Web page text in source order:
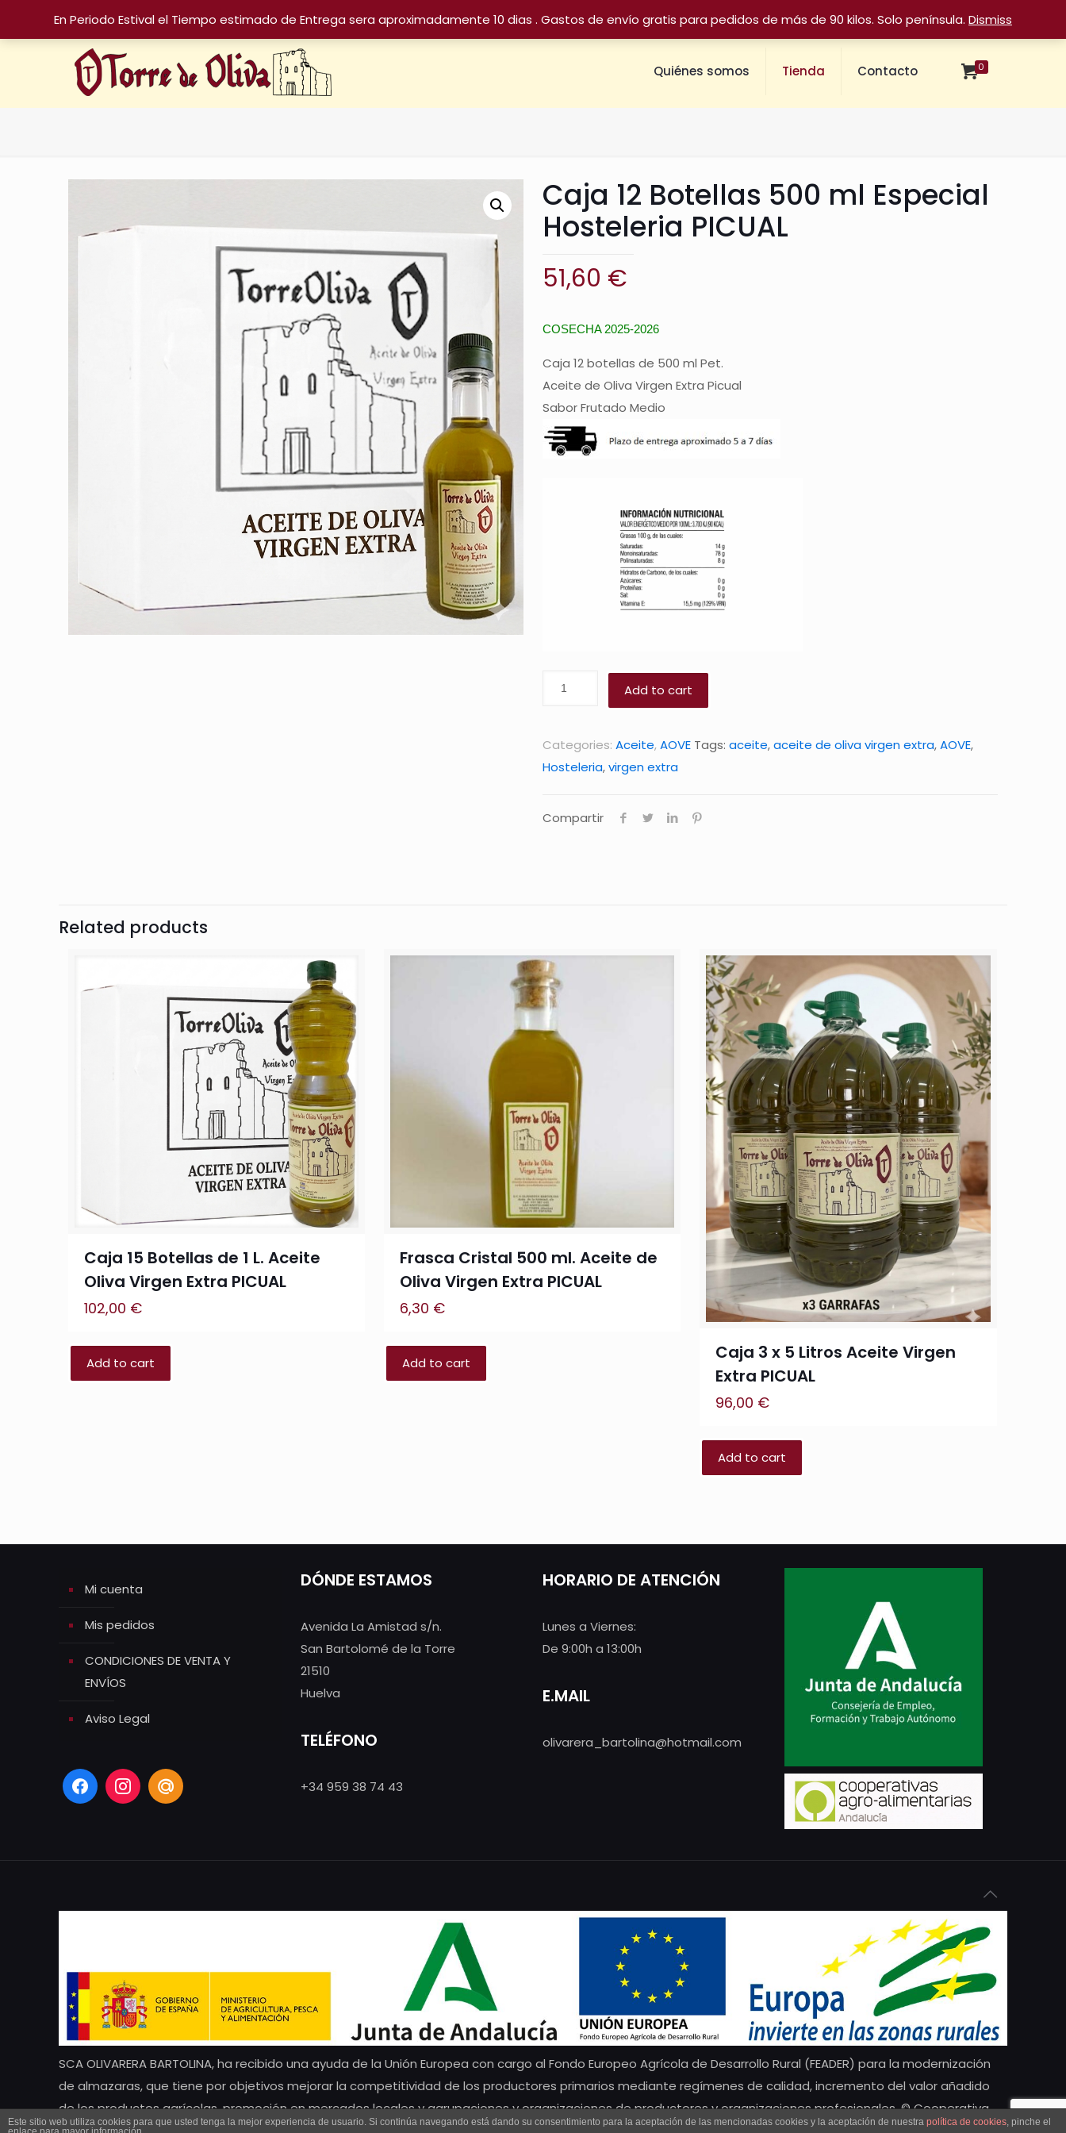
Quiénes somos Tienda Contacto 0
Caja 12 Botellas 500 ml Especial
Hosteleria PICUAL
51,60 €
COSECHA 2025-2026
Caja 12 botellas de 500 ml Pet.
Aceite de Oliva Virgen Extra Picual
Sabor Frutado Medio
Add to cart
Categories: Aceite,AOVE Tags: aceite,aceite de oliva virgen extra,AOVE,
Hosteleria,virgen extra
Compartir
Related products
Caja 15 Botellas de 1 L. Aceite
Oliva Virgen Extra PICUAL
102,00 €
Add to cart
Frasca Cristal 500 ml. Aceite de
Oliva Virgen Extra PICUAL
6,30 €
Add to cart
Caja 3 x 5 Litros Aceite Virgen
Extra PICUAL
96,00 €
Add to cart
Mi cuenta
Mis pedidos
CONDICIONES DE VENTA Y
ENVÍOS
Aviso Legal
DÓNDE ESTAMOS
Avenida La Amistad s/n.
San Bartolomé de la Torre
21510
Huelva
TELÉFONO
+34 959 38 74 43
HORARIO DE ATENCIÓN
Lunes a Viernes:
De 9:00h a 13:00h
E.MAIL
olivarera_bartolina@hotmail.com
SCA OLIVARERA BARTOLINA, ha recibido una ayuda de la Unión Europea con cargo al Fondo Europeo Agrícola de Desarrollo Rural (FEADER) para la modernización
de almazaras, que tiene por objetivos mejorar la competitividad de los productores primarios mediante regímenes de calidad, incremento del valor añadido
de los productos agrícolas, promoción en mercados locales y agrupaciones y organizaciones de productores y organizaciones profesionales. © Cooperativa
Este sitio web utiliza cookies para que usted tenga la mejor experiencia de usuario. Si continúa navegando está dando su consentimiento para la aceptación de las mencionadas cookies y la aceptación de nuestra política de cookies, pinche el
En Periodo Estival el Tiempo estimado de Entrega sera aproximadamente 10 dias . Gastos de envío gratis para pedidos de más de 90 kilos. Solo península. Dismiss